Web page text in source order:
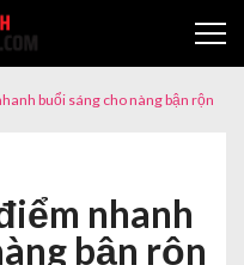
buổi sáng cho nàng bận rộn
nhanh
bận rộn